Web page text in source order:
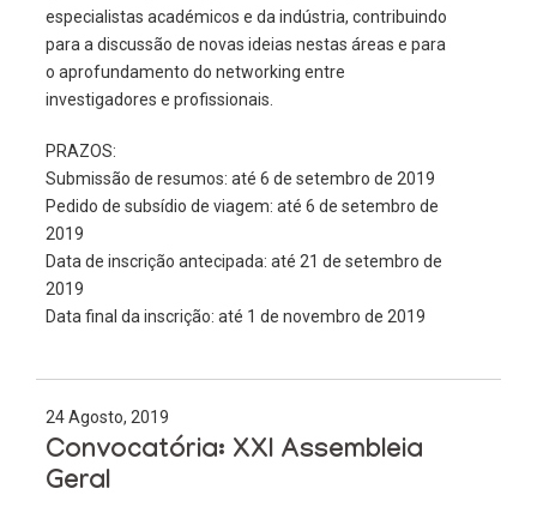
especialistas académicos e da indústria, contribuindo
para a discussão de novas ideias nestas áreas e para
o aprofundamento do networking entre
investigadores e profissionais.
PRAZOS:
Submissão de resumos: até 6 de setembro de 2019
Pedido de subsídio de viagem: até 6 de setembro de
2019
Data de inscrição antecipada: até 21 de setembro de
2019
Data final da inscrição: até 1 de novembro de 2019
24 Agosto, 2019
Convocatória: XXI Assembleia
Geral